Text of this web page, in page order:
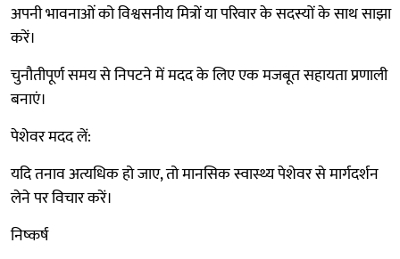
अपनी भावनाओं को विश्वसनीय मित्रों या परिवार के सदस्यों के साथ साझा
करें।
चुनौतीपूर्ण समय से निपटने में मदद के लिए एक मजबूत सहायता प्रणाली
बनाएं।
पेशेवर मदद लें:
यदि तनाव अत्यधिक हो जाए, तो मानसिक स्वास्थ्य पेशेवर से मार्गदर्शन
लेने पर विचार करें।
निष्कर्ष